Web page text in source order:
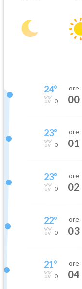
24°
0
ore
00
23°
0
ore
01
23°
0
ore
02
22°
0
ore
03
21°
0
ore
04